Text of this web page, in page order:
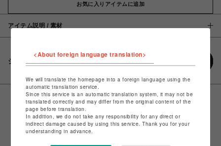
お気に入りアイテムに追加
アイテム説明 / 素材
シェアする
<About foreign language translation>
We will translate the homepage into a foreign language using the
automatic translation service.
Since this service is an automatic translation system, it may not be
translated correctly and may differ from the original content of the
page before translation.
In addition, we do not take any responsibility for any direct or
indirect damage caused by using this service. Thank you for your
understanding in advance.